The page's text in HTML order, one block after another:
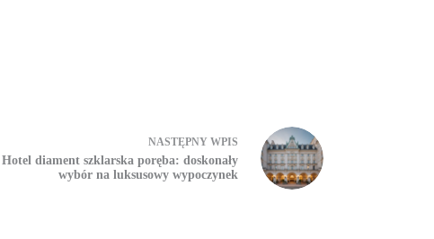
NASTĘPNY WPIS
Hotel diament szklarska poręba: doskonały
wybór na luksusowy wypoczynek